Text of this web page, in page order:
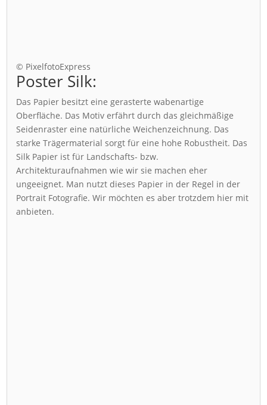
© PixelfotoExpress
Poster Silk:
Das Papier besitzt eine gerasterte wabenartige
Oberfläche. Das Motiv erfährt durch das gleichmäßige
Seidenraster eine natürliche Weichenzeichnung. Das
starke Trägermaterial sorgt für eine hohe Robustheit. Das
Silk Papier ist für Landschafts- bzw.
Architekturaufnahmen wie wir sie machen eher
ungeeignet. Man nutzt dieses Papier in der Regel in der
Portrait Fotografie. Wir möchten es aber trotzdem hier mit
anbieten.